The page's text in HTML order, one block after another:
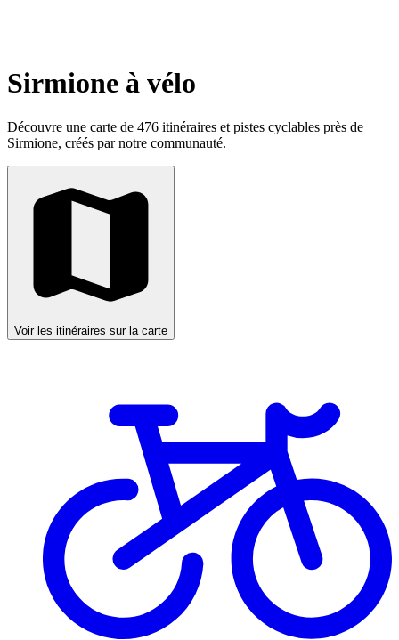
Sirmione à vélo
Découvre une carte de 476 itinéraires et pistes cyclables près de
Sirmione, créés par notre communauté.
Voir les itinéraires sur la carte